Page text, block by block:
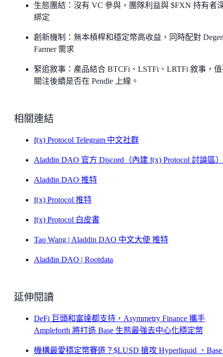
生態團結：沒有 VC 參與，團隊利益與 $FXN 持有者
綁定
創新機制：無本槓桿和穩定幣高收益，同時配對
Farmer 需求
緊追敘事：產品結合 BTCFi、LSTFi、LRTFi 敘事，
關注後續是否在 Pendle 上線。
相關連結
f(x) Protocol Telegram 中文社群
Aladdin DAO 官方 Discord（內建 f(x) Protocol 討論區）
Aladdin DAO 推特
f(x) Protocol 推特
f(x) Protocol 白皮書
Tao Wang | Aladdin DAO 中文大使 推特
Aladdin DAO | Rootdata
延伸閱讀
DeFi 巨頭和富達都支持，Asymmetry Finance 攜手
Ampleforth 將打造 Base 生態最強去中心化穩定幣
機構最愛穩定幣賽道？$LUSD 搶攻 Hyperliquid 、